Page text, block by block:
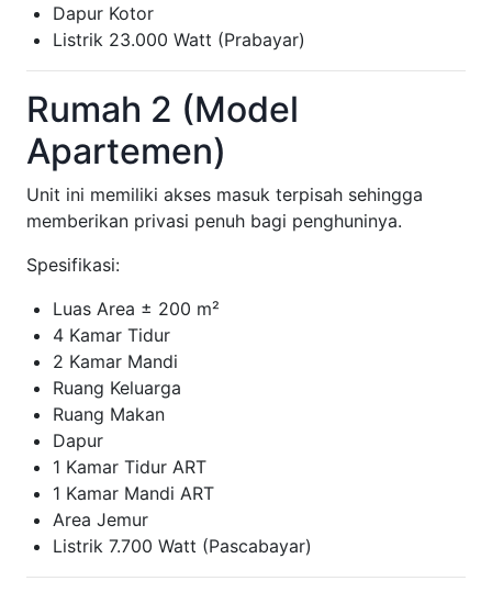
Dapur Kotor
Listrik 23.000 Watt (Prabayar)
Rumah 2 (Model
Apartemen)
Unit ini memiliki akses masuk terpisah sehingga
memberikan privasi penuh bagi penghuninya.
Spesifikasi:
Luas Area ± 200 m²
4 Kamar Tidur
2 Kamar Mandi
Ruang Keluarga
Ruang Makan
Dapur
1 Kamar Tidur ART
1 Kamar Mandi ART
Area Jemur
Listrik 7.700 Watt (Pascabayar)